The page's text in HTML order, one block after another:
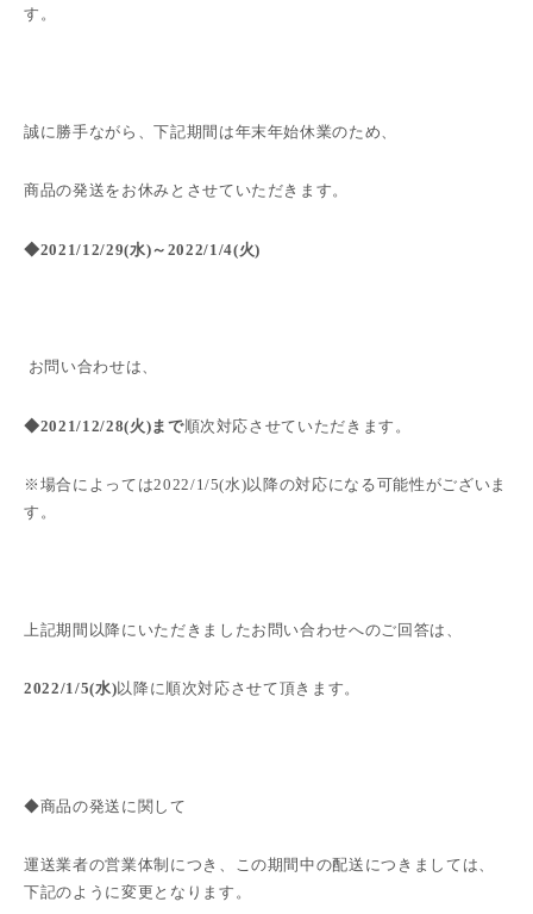
す。
誠に勝手ながら、下記期間は年末年始休業のため、
商品の発送をお休みとさせていただきます。
◆2021/12/29(水)～ 2022/1/4(火)
お問い合わせは、
◆2021/12/28(火)まで順次対応させていただきます。
※場合によっては2022/1/5(水)以降の対応になる可能性がございま
す。
上記期間以降にいただきましたお問い合わせへのご回答は、
2022/1/5(水)以降に順次対応させて頂きます。
◆商品の発送に関して
運送業者の営業体制につき、この期間中の配送につきましては、
下記のように変更となります。